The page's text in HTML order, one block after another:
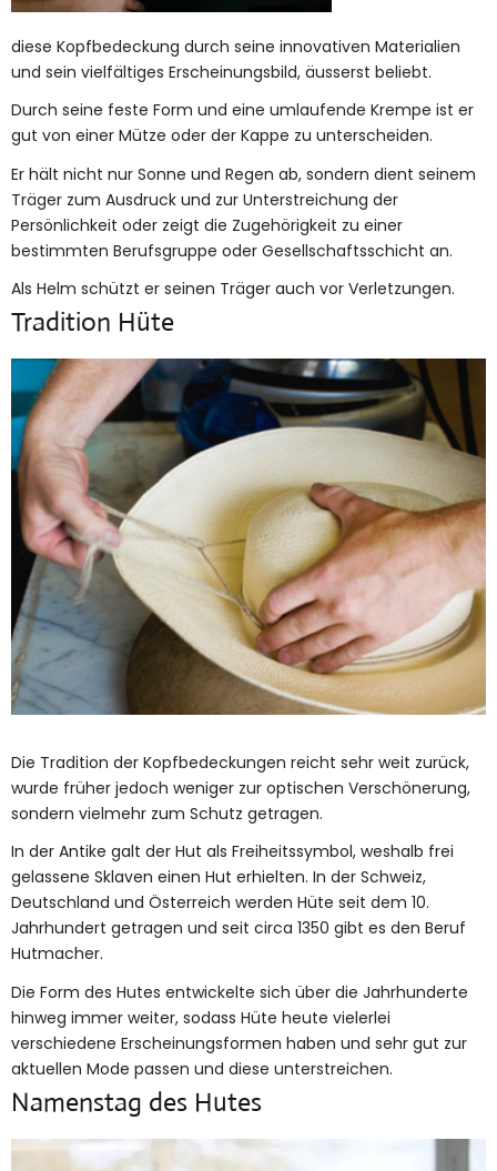
diese Kopfbedeckung durch seine innovativen Materialien
und sein vielfältiges Erscheinungsbild, äusserst beliebt.
Durch seine feste Form und eine umlaufende Krempe ist er
gut von einer Mütze oder der Kappe zu unterscheiden.
Er hält nicht nur Sonne und Regen ab, sondern dient seinem
Träger zum Ausdruck und zur Unterstreichung der
Persönlichkeit oder zeigt die Zugehörigkeit zu einer
bestimmten Berufsgruppe oder Gesellschaftsschicht an.
Als Helm schützt er seinen Träger auch vor Verletzungen.
Tradition Hüte
Die Tradition der Kopfbedeckungen reicht sehr weit zurück,
wurde früher jedoch weniger zur optischen Verschönerung,
sondern vielmehr zum Schutz getragen.
In der Antike galt der Hut als Freiheitssymbol, weshalb frei
gelassene Sklaven einen Hut erhielten. In der Schweiz,
Deutschland und Österreich werden Hüte seit dem 10.
Jahrhundert getragen und seit circa 1350 gibt es den Beruf
Hutmacher.
Die Form des Hutes entwickelte sich über die Jahrhunderte
hinweg immer weiter, sodass Hüte heute vielerlei
verschiedene Erscheinungsformen haben und sehr gut zur
aktuellen Mode passen und diese unterstreichen.
Namenstag des Hutes